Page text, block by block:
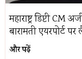
महाराष्ट्र डिप्टी
बारामती एयरपोर्ट
और पढ़ें